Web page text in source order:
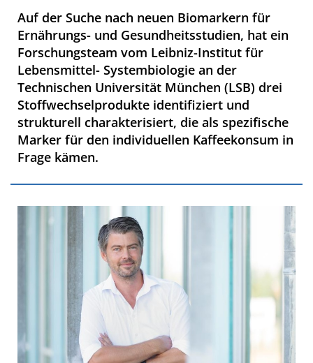
Auf der Suche nach neuen Biomarkern für
Ernährungs- und Gesundheitsstudien, hat ein
Forschungsteam vom Leibniz-Institut für
Lebensmittel- Systembiologie an der
Technischen Universität München (LSB) drei
Stoffwechselprodukte identifiziert und
strukturell charakterisiert, die als spezifische
Marker für den individuellen Kaffeekonsum in
Frage kämen.